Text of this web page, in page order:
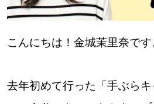
【道東のお気に入りを見つけた
こんにちは！金城茉里奈です
去年初めて行った「手ぶら